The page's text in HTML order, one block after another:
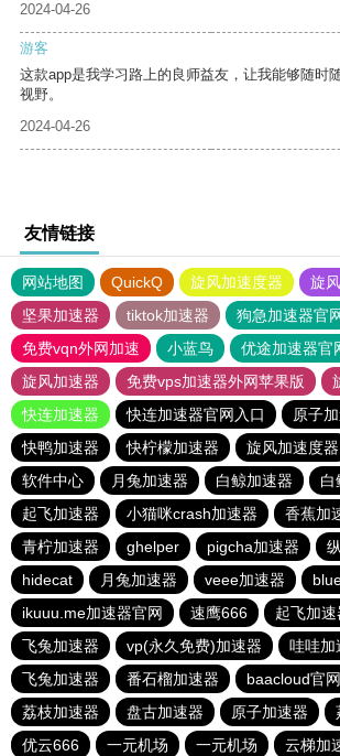
2024-04-26
游客
这款app是我学习路上的良师益友，让我能够随时
视野。
2024-04-26
友情链接
网站地图 QuickQ 旋风加速度器
旋
坚果加速器
tiktok加速器
狗急加速器官
免费vqn外网加速
小蓝鸟 优途加速器官
旋风加速器
免费vps加速器外网苹果版
快连加速器
快连加速器官网入口
原子
快鸭加速器
快柠檬加速器 旋风加速度器
软件中心
月兔加速器 白鲸加速器
白
起飞加速器
小猫咪crash加速器
香蕉加
青柠加速器
ghelper pigcha加速器
hidecat
月兔加速器 veee加速器
ikuuu.me加速器官网
速鹰666 起飞加速
飞兔加速器
vp(永久免费)加速器
哇哇加
飞兔加速器
番石榴加速器 baacloud官网
荔枝加速器
盘古加速器 原子加速器
优云666
一元机场 一元机场 云梯加